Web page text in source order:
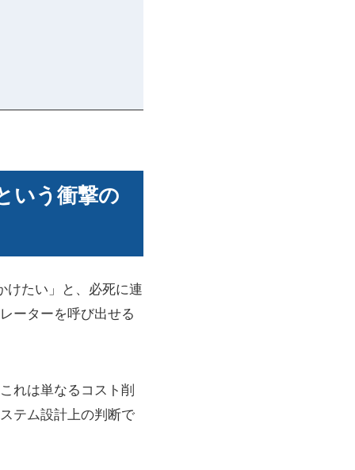
いう衝撃の
けたい」と、必死に連
ーターを呼び出せる
れは単なるコスト削
テム設計上の判断で